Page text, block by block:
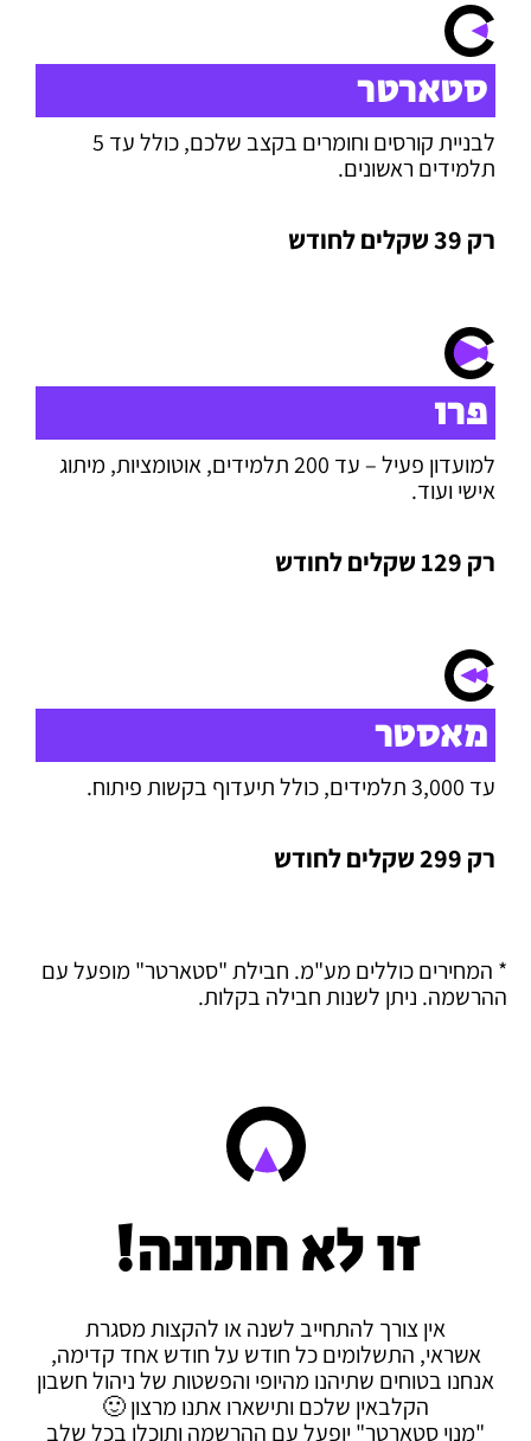
סטארטר
לבניית קורסים וחומרים בקצב שלכם, כולל עד 5
תלמידים ראשונים.
רק 39 שקלים לחודש
פרו
למועדון פעיל – עד 200 תלמידים, אוטומציות, מיתוג
אישי ועוד.
רק 129 שקלים לחודש
מאסטר
עד 3,000 תלמידים, כולל תיעדוף בקשות פיתוח.
רק 299 שקלים לחודש
* המחירים כוללים מע"מ. חבילת "סטארטר" מופעל עם
ההרשמה. ניתן לשנות חבילה בקלות.
זו לא חתונה!
אין צורך להתחייב לשנה או להקצות מסגרת
אשראי, התשלומים כל חודש על חודש אחד קדימה,
אנחנו בטוחים שתיהנו מהיופי והפשטות של ניהול חשבון
הקלבאין שלכם ותישארו אתנו מרצון 🙂
"מנוי סטארטר" יופעל עם ההרשמה ותוכלו בכל שלב